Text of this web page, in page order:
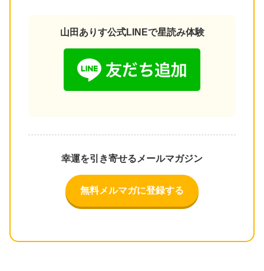
山田ありす公式LINEで星読み体験
幸運を引き寄せるメールマガジン
無料メルマガに登録する